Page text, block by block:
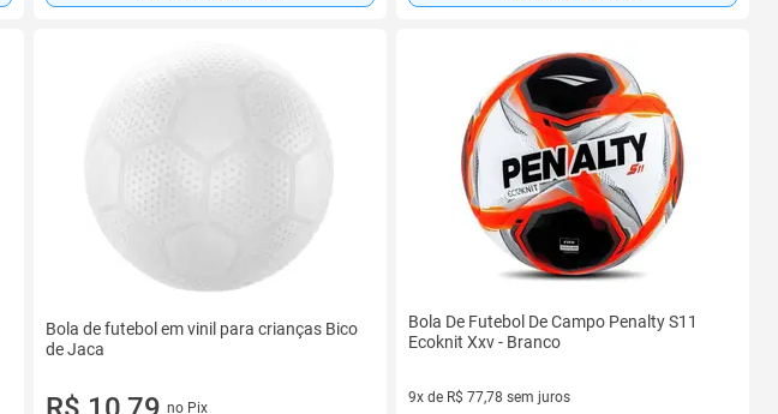
Bola de futebol em vinil para crianças Bico
de Jaca
no Pix
Bola De Futebol De Campo Penalty S11
Ecoknit Xxv - Branco
9x de R$ 77,78 sem juros